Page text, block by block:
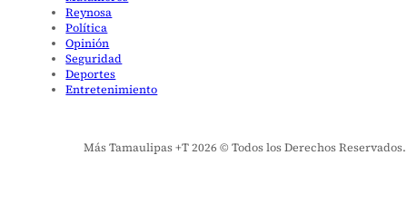
Reynosa
Política
Opinión
Seguridad
Deportes
Entretenimiento
Más Tamaulipas +T 2026 © Todos los Derechos